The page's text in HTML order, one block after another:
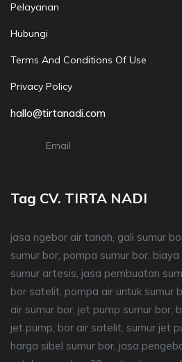
Pelayanan
Hubungi
Terms And Conditions Of Use
Privacy Policy
hallo@tirtanadi.com
Email
Tag CV. TIRTA NADI
jasa ngebor air tanah, gali sumur
sumur bor, pompa sumur bor,
sumur artesis, jasa pembuatan
bor satelit, pompa air untuk sumur
air sumur bor, jet pump sumur bor,
jet pump, bor air satelit, sumur jet
harga sibel sumur bor, jasa